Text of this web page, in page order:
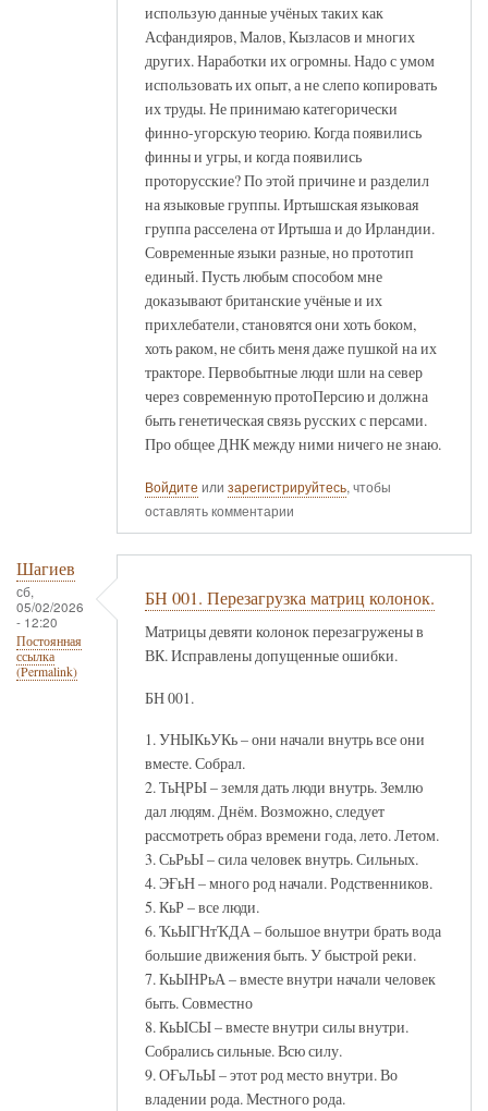
использую данные учёных таких как
Асфандияров, Малов, Кызласов и многих
других. Наработки их огромны. Надо с умом
использовать их опыт, а не слепо копировать
их труды. Не принимаю категорически
финно-угорскую теорию. Когда появились
финны и угры, и когда появились
проторусские? По этой причине и разделил
на языковые группы. Иртышская языковая
группа расселена от Иртыша и до Ирландии.
Современные языки разные, но прототип
единый. Пусть любым способом мне
доказывают британские учёные и их
прихлебатели, становятся они хоть боком,
хоть раком, не сбить меня даже пушкой на их
тракторе. Первобытные люди шли на север
через современную протоПерсию и должна
быть генетическая связь русских с персами.
Про общее ДНК между ними ничего не знаю.
Войдите или зарегистрируйтесь, чтобы
оставлять комментарии
Шагиев
сб,
05/02/2026
- 12:20
Постоянная
ссылка
(Permalink)
БН 001. Перезагрузка матриц колонок.
Матрицы девяти колонок перезагружены в
ВК. Исправлены допущенные ошибки.
БН 001.
1. УНЫКьУКь – они начали внутрь все они
вместе. Собрал.
2. ТьҢРЫ – земля дать люди внутрь. Землю
дал людям. Днём. Возможно, следует
рассмотреть образ времени года, лето. Летом.
3. СьРьЫ – сила человек внутрь. Сильных.
4. ЭҒьН – много род начали. Родственников.
5. КьР – все люди.
6. ҠьЫГНтҠДА – большое внутри брать вода
большие движения быть. У быстрой реки.
7. КьЫНРьА – вместе внутри начали человек
быть. Совместно
8. КьЫСЫ – вместе внутри силы внутри.
Собрались сильные. Всю силу.
9. ОҒьЛьЫ – этот род место внутри. Во
владении рода. Местного рода.